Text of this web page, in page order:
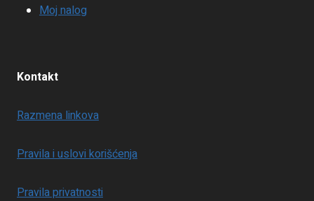
Moj nalog
Kontakt
Razmena linkova
Pravila i uslovi korišćenja
Pravila privatnosti